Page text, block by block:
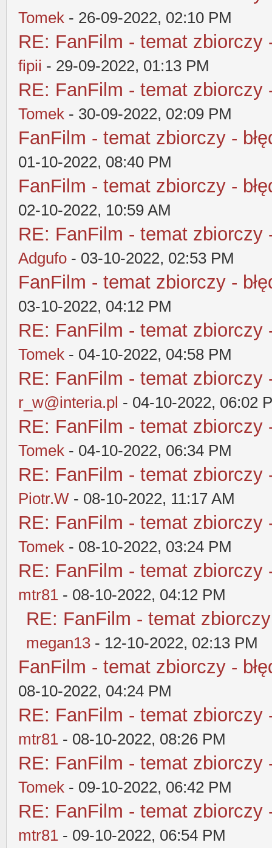
Tomek - 26-09-2022, 02:10 PM
RE: FanFilm - temat zbiorczy
fipii - 29-09-2022, 01:13 PM
RE: FanFilm - temat zbiorczy
Tomek - 30-09-2022, 02:09 PM
FanFilm - temat zbiorczy -
01-10-2022, 08:40 PM
FanFilm - temat zbiorczy -
02-10-2022, 10:59 AM
RE: FanFilm - temat zbiorczy
Adgufo - 03-10-2022, 02:53 PM
FanFilm - temat zbiorczy -
03-10-2022, 04:12 PM
RE: FanFilm - temat zbiorczy
Tomek - 04-10-2022, 04:58 PM
RE: FanFilm - temat zbiorczy
r_w@interia.pl - 04-10-2022, 06:02
RE: FanFilm - temat zbiorczy
Tomek - 04-10-2022, 06:34 PM
RE: FanFilm - temat zbiorczy
Piotr.W - 08-10-2022, 11:17 AM
RE: FanFilm - temat zbiorczy
Tomek - 08-10-2022, 03:24 PM
RE: FanFilm - temat zbiorczy
mtr81 - 08-10-2022, 04:12 PM
RE: FanFilm - temat
megan13 - 12-10-2022, 02:13 PM
FanFilm - temat zbiorczy -
08-10-2022, 04:24 PM
RE: FanFilm - temat zbiorczy
mtr81 - 08-10-2022, 08:26 PM
RE: FanFilm - temat zbiorczy
Tomek - 09-10-2022, 06:42 PM
RE: FanFilm - temat zbiorczy
mtr81 - 09-10-2022, 06:54 PM